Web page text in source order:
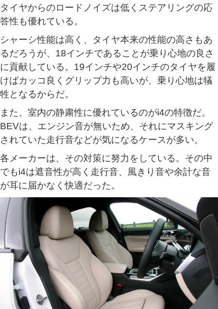
タイヤからのロードノイズは低くステアリングの応
答性も優れている。
シャーシ性能は高く、タイヤ本来の性能の高さもあ
るだろうが、18インチであることが乗り心地の良さ
に貢献している。19インチや20インチのタイヤを履
けばカッコ良くグリップ力も高いが、乗り心地は犠
牲となるからだ。
また、室内の静粛性に優れているのがi4の特徴だ。
BEVは、エンジン音が無いため、それにマスキング
されていた走行音などが気になるケースが多い。
各メーカーは、その対策に努力をしている。その中
でもi4は遮音性が高く走行音、風きり音や余計な音
が耳に届かなく快適だった。